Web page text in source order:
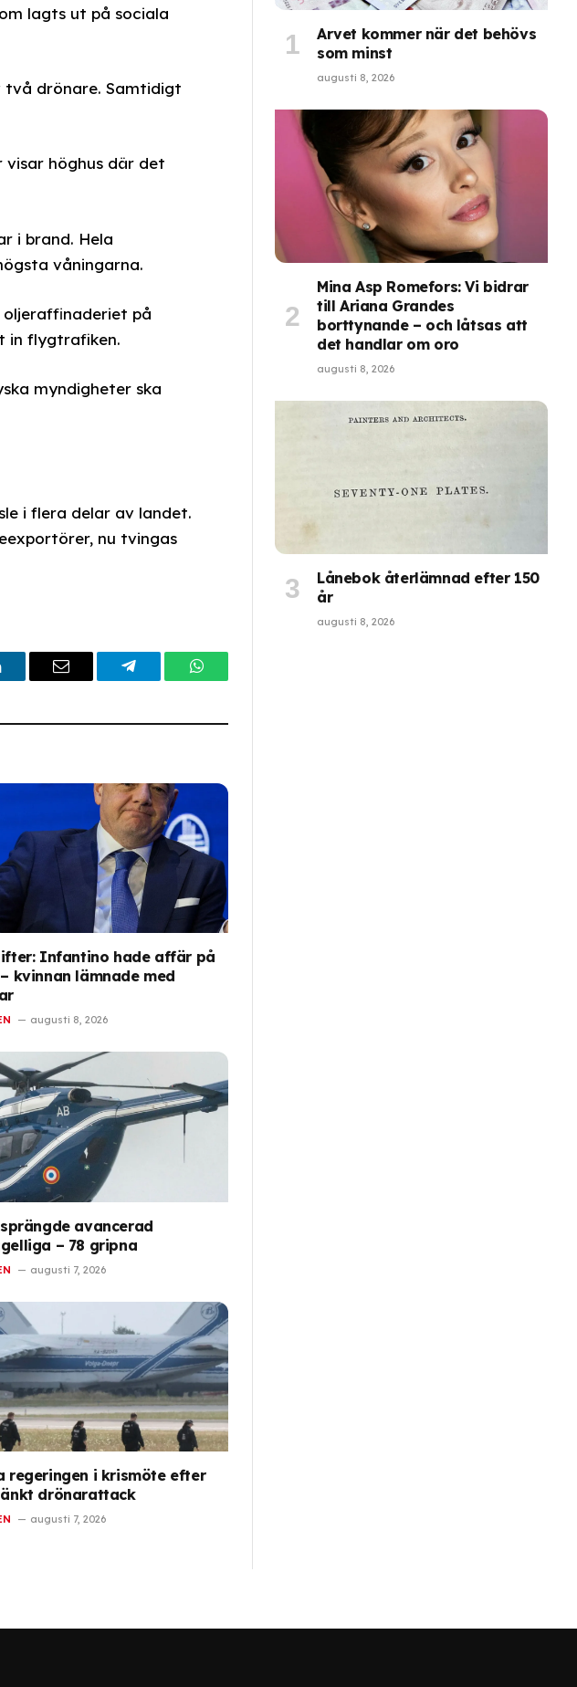
lagts ut på sociala
drönare. Samtidigt
visar höghus där det
i brand. Hela
våningarna.
på
in flygtrafiken.
myndigheter ska
i flera delar av landet.
nu tvingas
Email TelegramWhatsApp
Infantino hade affär på
kvinnan lämnade med
augusti 8, 2026
avancerad
– 78 gripna
augusti 7, 2026
regeringen i krismöte efter
drönarattack
augusti 7, 2026
Arvet kommer när det behövs
som minst
augusti 8, 2026
Mina Asp Romefors: Vi bidrar
till Ariana Grandes
borttynande – och låtsas att
det handlar om oro
augusti 8, 2026
Lånebok återlämnad efter 150
år
augusti 8, 2026